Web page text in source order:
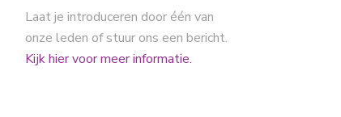
Laat je introduceren door één van
onze leden of stuur ons een bericht.
Kijk hier voor meer informatie.